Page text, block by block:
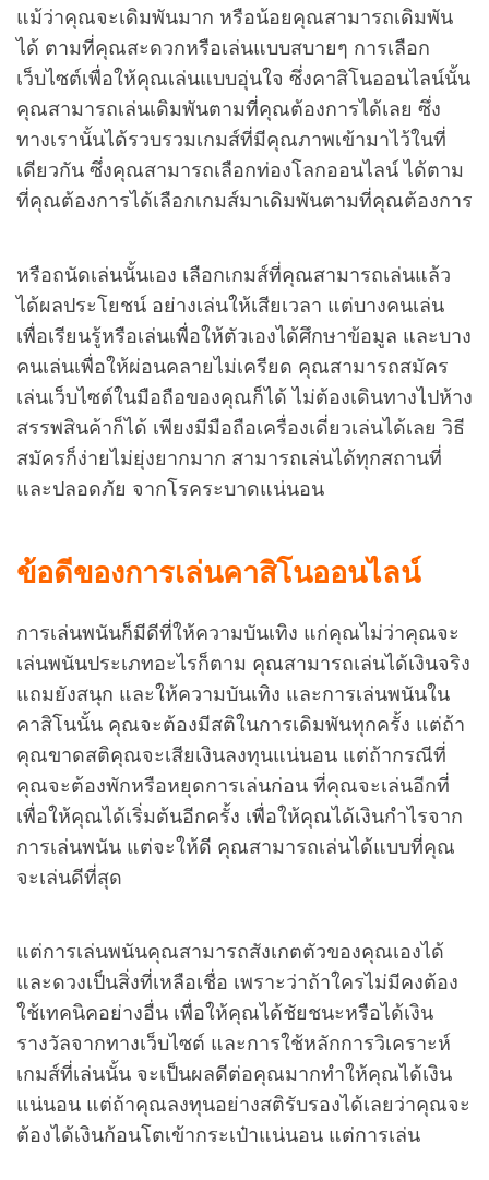
แม้ว่าคุณจะเดิมพันมาก หรือน้อยคุณสามารถเดิมพัน
ได้ ตามที่คุณสะดวกหรือเล่นแบบสบายๆ การเลือก
เว็บไซต์เพื่อให้คุณเล่นแบบอุ่นใจ ซึ่งคาสิโนออนไลน์นั้น
คุณสามารถเล่นเดิมพันตามที่คุณต้องการได้เลย ซึ่ง
ทางเรานั้นได้รวบรวมเกมส์ที่มีคุณภาพเข้ามาไว้ในที่
เดียวกัน ซึ่งคุณสามารถเลือกท่องโลกออนไลน์ ได้ตาม
ที่คุณต้องการได้เลือกเกมส์มาเดิมพันตามที่คุณต้องการ
หรือถนัดเล่นนั้นเอง เลือกเกมส์ที่คุณสามารถเล่นแล้ว
ได้ผลประโยชน์ อย่างเล่นให้เสียเวลา แต่บางคนเล่น
เพื่อเรียนรู้หรือเล่นเพื่อให้ตัวเองได้ศึกษาข้อมูล และบาง
คนเล่นเพื่อให้ผ่อนคลายไม่เครียด คุณสามารถสมัคร
เล่นเว็บไซต์ในมือถือของคุณก็ได้ ไม่ต้องเดินทางไปห้าง
สรรพสินค้าก็ได้ เพียงมีมือถือเครื่องเดี่ยวเล่นได้เลย วิธี
สมัครก็ง่ายไม่ยุ่งยากมาก สามารถเล่นได้ทุกสถานที่
และปลอดภัย จากโรคระบาดแน่นอน
ข้อดีของการเล่นคาสิโนออนไลน์
การเล่นพนันก็มีดีที่ให้ความบันเทิง แก่คุณไม่ว่าคุณจะ
เล่นพนันประเภทอะไรก็ตาม คุณสามารถเล่นได้เงินจริง
แถมยังสนุก และให้ความบันเทิง และการเล่นพนันใน
คาสิโนนั้น คุณจะต้องมีสติในการเดิมพันทุกครั้ง แต่ถ้า
คุณขาดสติคุณจะเสียเงินลงทุนแน่นอน แต่ถ้ากรณีที่
คุณจะต้องพักหรือหยุดการเล่นก่อน ที่คุณจะเล่นอีกที่
เพื่อให้คุณได้เริ่มต้นอีกครั้ง เพื่อให้คุณได้เงินกำไรจาก
การเล่นพนัน แต่จะให้ดี คุณสามารถเล่นได้แบบที่คุณ
จะเล่นดีที่สุด
แต่การเล่นพนันคุณสามารถสังเกตตัวของคุณเองได้
และดวงเป็นสิ่งที่เหลือเชื่อ เพราะว่าถ้าใครไม่มีคงต้อง
ใช้เทคนิคอย่างอื่น เพื่อให้คุณได้ชัยชนะหรือได้เงิน
รางวัลจากทางเว็บไซต์ และการใช้หลักการวิเคราะห์
เกมส์ที่เล่นนั้น จะเป็นผลดีต่อคุณมากทำให้คุณได้เงิน
แน่นอน แต่ถ้าคุณลงทุนอย่างสติรับรองได้เลยว่าคุณจะ
ต้องได้เงินก้อนโตเข้ากระเป๋าแน่นอน แต่การเล่น